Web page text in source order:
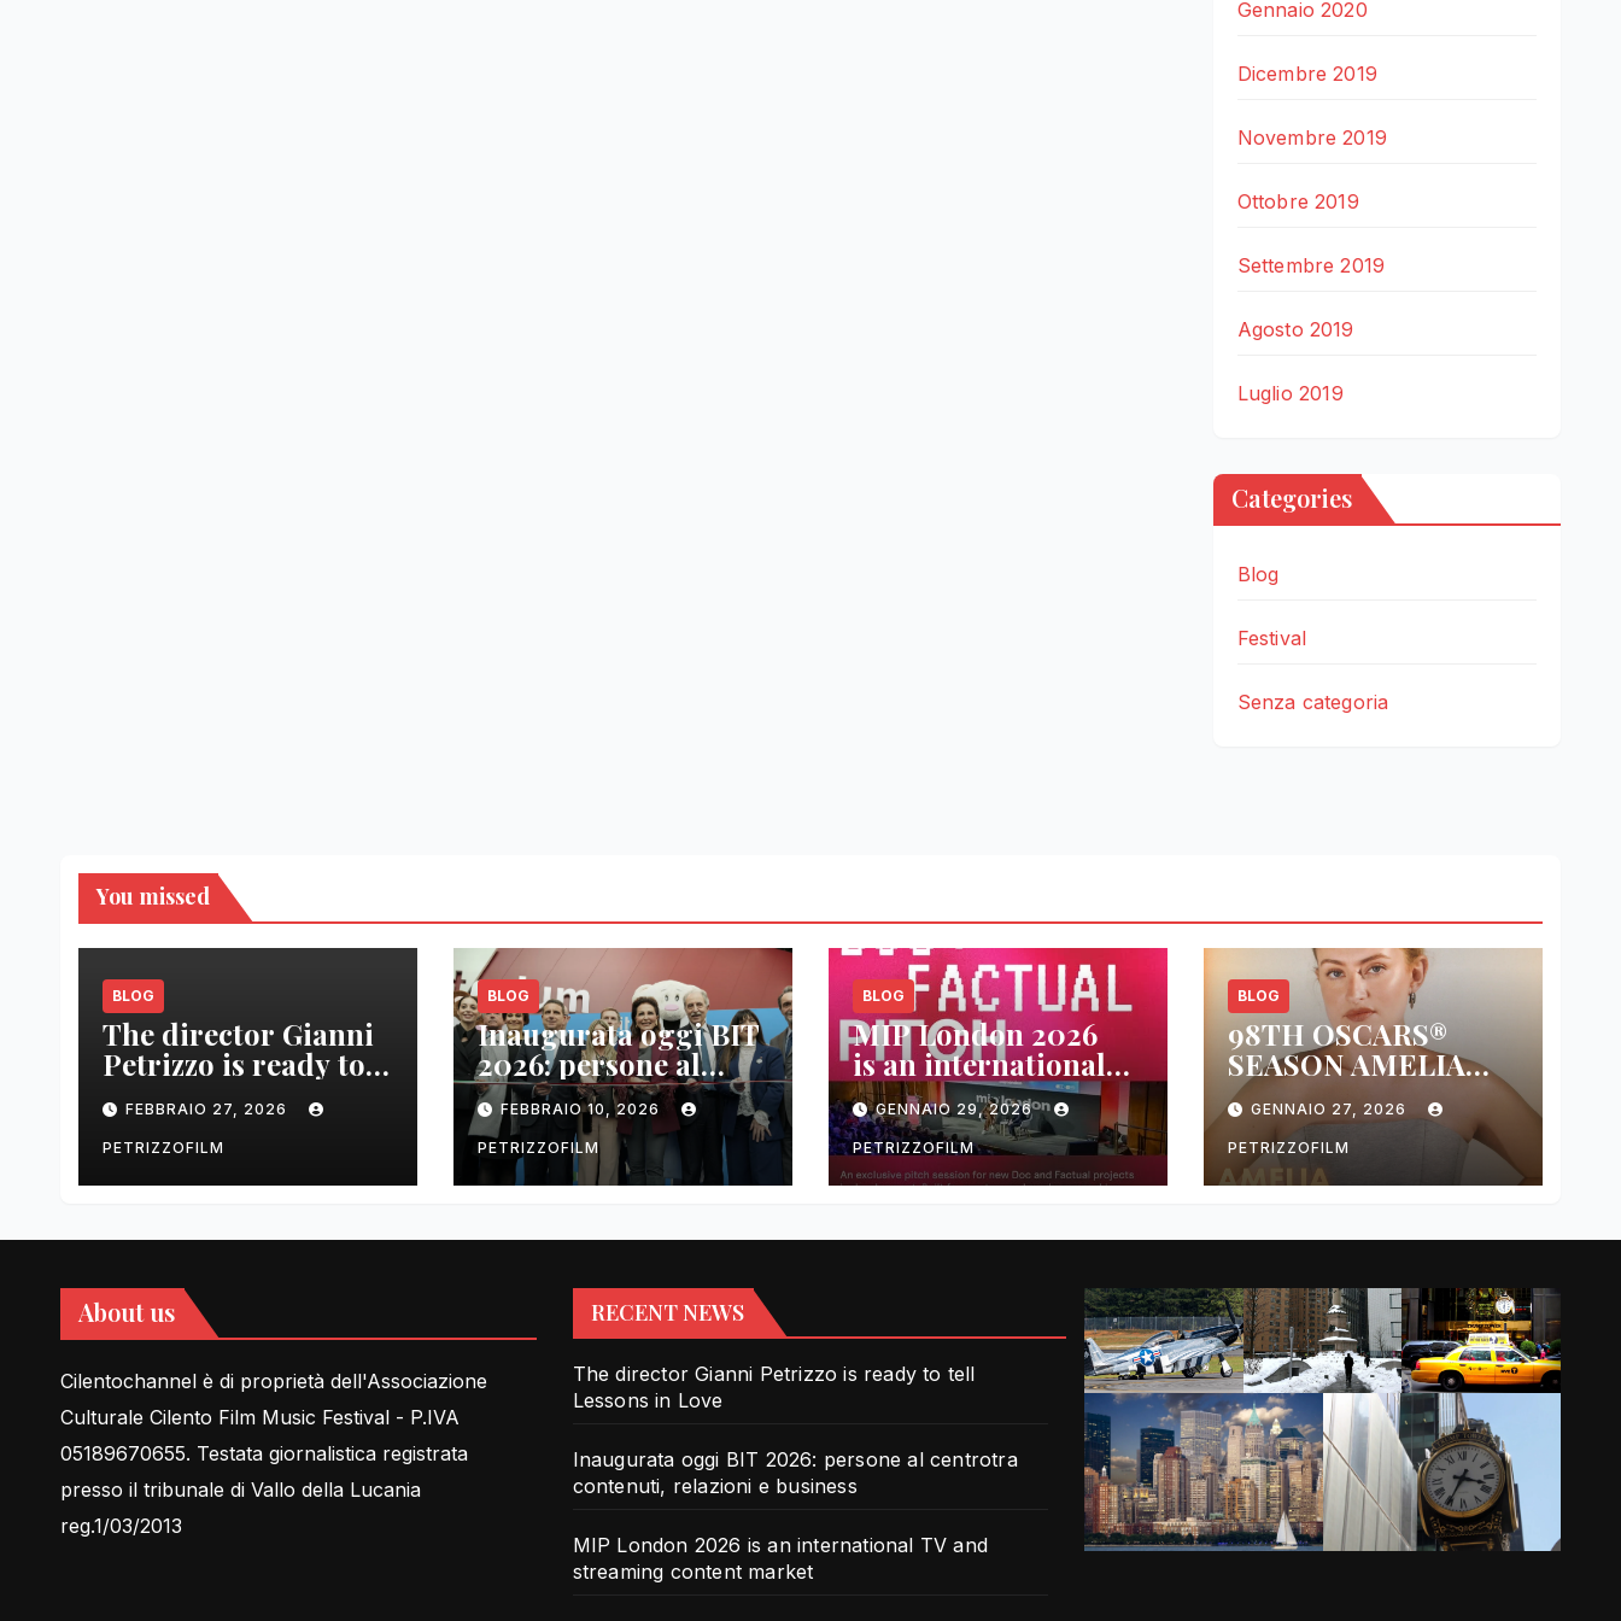
Gennaio 2020
Dicembre 2019
Novembre 2019
Ottobre 2019
Settembre 2019
Agosto 2019
Luglio 2019
Categories
Blog
Festival
Senza categoria
You missed
BLOG
The director Gianni
Petrizzo is ready to
tell Lessons in Love
FEBBRAIO 27, 2026
PETRIZZOFILM
BLOG
Inaugurata oggi BIT
2026: persone al
centrotra contenuti,
relazioni e business
FEBBRAIO 10, 2026
PETRIZZOFILM
BLOG
MIP London 2026
is an international
TV and streaming
content market
GENNAIO 29, 2026
PETRIZZOFILM
BLOG
98TH OSCARS®
SEASON AMELIA
DIMOLDENBERG
RETURNS FOR
THIRD YEAR
GENNAIO 27, 2026
PETRIZZOFILM
About us
Cilentochannel è di proprietà dell'Associazione
Culturale Cilento Film Music Festival - P.IVA
05189670655. Testata giornalistica registrata
presso il tribunale di Vallo della Lucania
reg.1/03/2013
RECENT NEWS
The director Gianni Petrizzo is ready to tell
Lessons in Love
Inaugurata oggi BIT 2026: persone al centrotra
contenuti, relazioni e business
MIP London 2026 is an international TV and
streaming content market